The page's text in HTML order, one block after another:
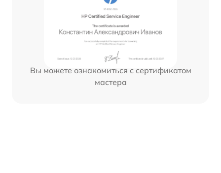
Вы можете ознакомиться с сертификатом
мастера